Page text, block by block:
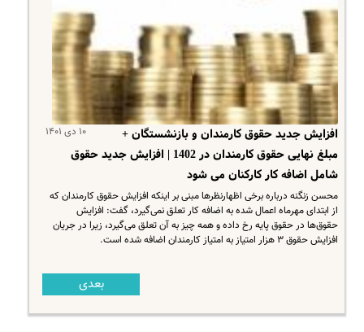
۱۰ دی ۱۴۰۱
افزایش جدید حقوق کارمندان و بازنشستگان +
مبلغ نهایی حقوق کارمندان در 1402 | افزایش جدید حقوق
شامل اضافه کار کارکنان می شود
محسن زنگنه درباره برخی اظهارنظرها مبنی بر اینکه افزایش حقوق کارمندان که
از ابتدای مهرماه اعمال شده به اضافه کار تعلق نمی‌گیرد، گفت: افزایش
حقوق‌ها در حقوق پایه رخ داده و همه چیز به آن تعلق می‌گیرد، زیرا در جریان
افزایش حقوق ۳ هزار امتیاز به امتیاز کارمندان اضافه شده است.
بعدی